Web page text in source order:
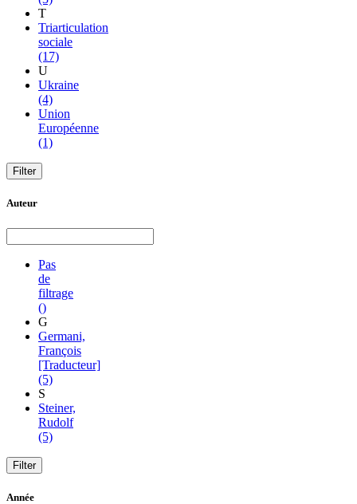
T
Triarticulation
sociale
(17)
U
Ukraine
(4)
Union
Européenne
(1)
Auteur
Pas
de
filtrage
()
G
Germani,
François
[Traducteur]
(5)
S
Steiner,
Rudolf
(5)
Année